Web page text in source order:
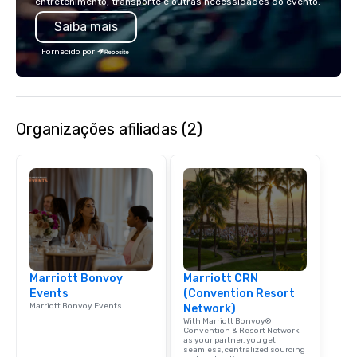
a Monterey Bay Trek.
event to the water
Saiba mais
Fornecido por
Organizações afiliadas (2)
Marriott Bonvoy
Events
Marriott Bonvoy Events
Marriott CRN
(Convention Resort
Network)
With Marriott Bonvoy®
Convention & Resort Network
as your partner, you get
seamless, centralized sourcing